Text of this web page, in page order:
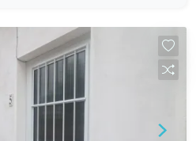
Banheiro completo;
no 3º andar,
boa ventilação
natural. Localização
Duque de Caxias, o
oferece fácil acesso